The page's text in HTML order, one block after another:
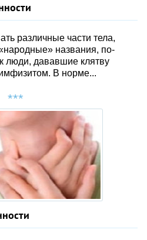
различные части тела,
названия, по-
люди, дававшие клятву
В норме...